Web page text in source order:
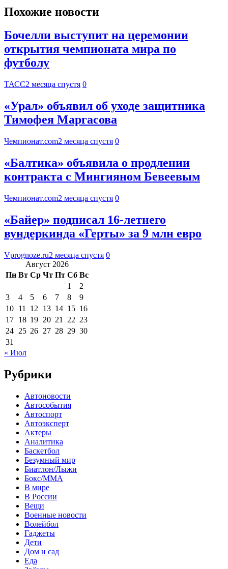
Похожие новости
Бочелли выступит на церемонии
открытия чемпионата мира по
футболу
ТАСС2 месяца спустя 0
«Урал» объявил об уходе защитника
Тимофея Маргасова
Чемпионат.com2 месяца спустя 0
«Балтика» объявила о продлении
контракта с Мингияном Бевеевым
Чемпионат.com2 месяца спустя 0
«Байер» подписал 16-летнего
вундеркинда «Герты» за 9 млн евро
Vprognoze.ru2 месяца спустя 0
Август 2026
Пн Вт Ср Чт Пт Сб Вс
1
2
3
4 5 6 7 8
9
10 11 12 13 14 15 16
17 18 19 20 21 22 23
24 25 26 27 28 29 30
31
« Июл
Рубрики
Автоновости
Автособытия
Автоспорт
Автоэксперт
Актеры
Аналитика
Баскетбол
Безумный мир
Биатлон/Лыжи
Бокс/MMA
В мире
В России
Вещи
Военные новости
Волейбол
Гаджеты
Дети
Дом и сад
Еда